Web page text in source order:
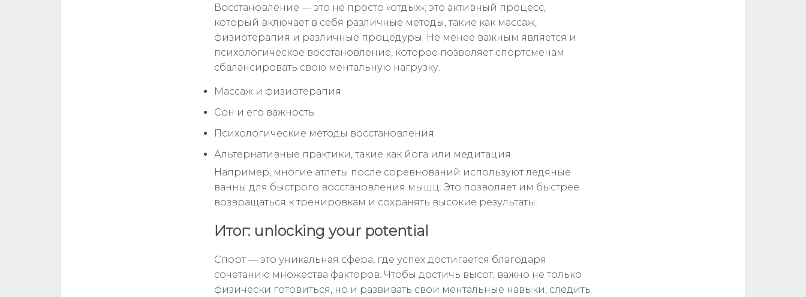
Восстановление — это не просто «отдых»; это активный процесс,
который включает в себя различные методы, такие как массаж,
физиотерапия и различные процедуры. Не менее важным является и
психологическое восстановление, которое позволяет спортсменам
сбалансировать свою ментальную нагрузку.
Массаж и физиотерапия
Сон и его важность
Психологические методы восстановления
Альтернативные практики, такие как йога или медитация
Например, многие атлеты после соревнований используют ледяные
ванны для быстрого восстановления мышц. Это позволяет им быстрее
возвращаться к тренировкам и сохранять высокие результаты.
Итог: unlocking your potential
Спорт — это уникальная сфера, где успех достигается благодаря
сочетанию множества факторов. Чтобы достичь высот, важно не только
физически готовиться, но и развивать свои ментальные навыки, следить